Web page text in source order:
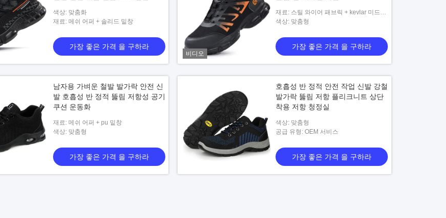
색상: 맞춤화
재료: 메쉬 어퍼 + 솔리드 밑창
가장 좋은 가격 을 구하라
비디오
재료: 스틸 와이어 패브릭 + kevlar 미드솔
+ 고무 아웃솔
색상: 맞춤형
가장 좋은 가격 을 구하라
남자용 가벼운 철발 발가락 안전 신
발 호흡성 반 정적 뚫림 저항성 공기
쿠션 운동화
재료: 메쉬 어퍼 + pu 밑창
색상: 맞춤형
가장 좋은 가격 을 구하라
호흡성 반 정적 안전 작업 신발 강철
발가락 뚫림 저항 플리크니트 상단
착용 저항 청정실
색상: 맞춤형
공급 유형: OEM 서비스
가장 좋은 가격 을 구하라